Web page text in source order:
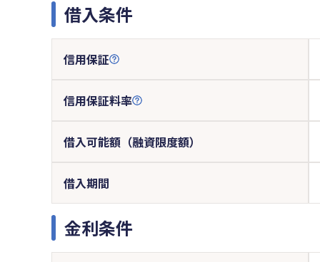
借入条件
信用保証
信用保証料率
借入可能額（融資限度額）
借入期間
金利条件